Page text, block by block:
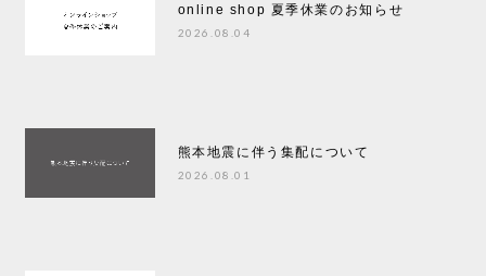
online shop 夏季休業のお知らせ
2026.08.04
熊本地震に伴う集配について
2026.08.01